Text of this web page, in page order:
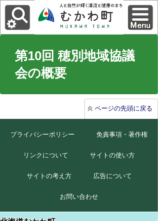
第10回 穂別地域協議
会の概要
ページの先頭に戻る
プライバシーポリシー 免責事項・著作権
リンクについて サイトの使い方
サイトの考え方 広告について
お問い合わせ